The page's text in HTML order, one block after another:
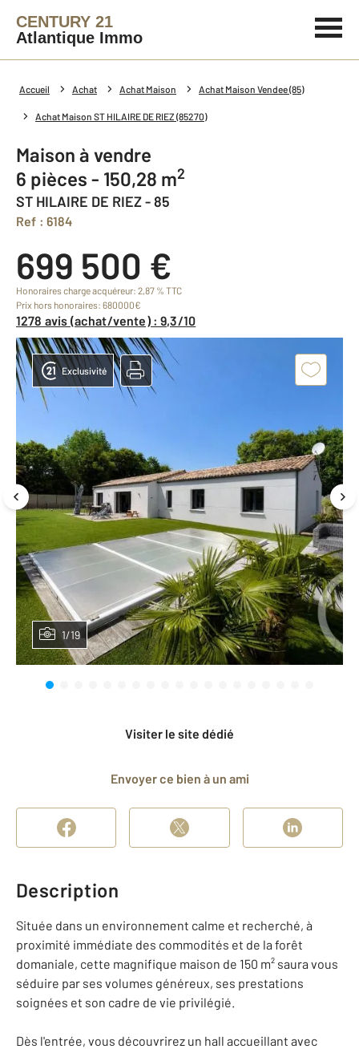
CENTURY 21
Atlantique Immo
Accueil Achat Achat Maison Achat Maison Vendee (85)
Achat Maison ST HILAIRE DE RIEZ (85270)
Maison à vendre
6 pièces - 150,28 m2
ST HILAIRE DE RIEZ - 85
Ref : 6184
699 500 €
Honoraires charge acquéreur: 2,87 % TTC
Prix hors honoraires: 680000€
1278 avis (achat/vente) : 9,3/10
1/19
Exclusivité
Visiter le site dédié
Envoyer ce bien à un ami
Description
Située dans un environnement calme et recherché, à
proximité immédiate des commodités et de la forêt
domaniale, cette magnifique maison de 150 m² saura vous
séduire par ses volumes généreux, ses prestations
soignées et son cadre de vie privilégié.
Dès l'entrée, vous découvrirez un hall accueillant avec